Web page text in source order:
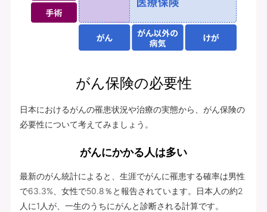
がん保険の必要性
日本におけるがんの罹患状況や治療の実態から、がん保険の
必要性について考えてみましょう。
がんにかかる人は多い
最新のがん統計によると、生涯でがんに罹患する確率は男性
で63.3%、女性で50.8％と報告されています。日本人の約2
人に1人が、一生のうちにがんと診断される計算です。